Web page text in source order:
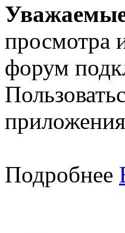
Уважаемые
просмотра
форум
Подробнее